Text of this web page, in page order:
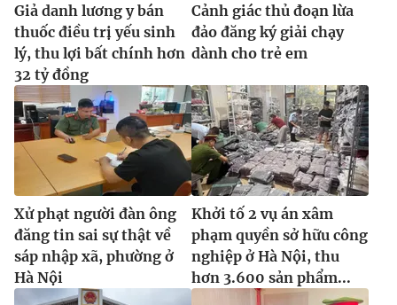
Giả danh lương y bán
thuốc điều trị yếu sinh
lý, thu lợi bất chính hơn
32 tỷ đồng
Cảnh giác thủ đoạn lừa
đảo đăng ký giải chạy
dành cho trẻ em
Xử phạt người đàn ông
đăng tin sai sự thật về
sáp nhập xã, phường ở
Hà Nội
Khởi tố 2 vụ án xâm
phạm quyền sở hữu công
nghiệp ở Hà Nội, thu
hơn 3.600 sản phẩm...